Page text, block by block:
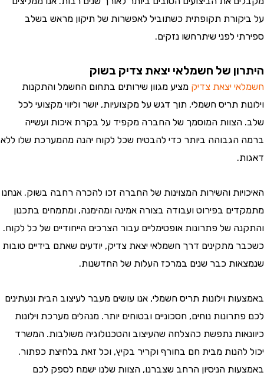
תקופתית כשתוביל לאפשרות של תיקון מראש בשלב
לפני שיתרחשו נזקים.
של חשמלאי יצאת צדיק בשוק
יצאת צדיק מציע מגוון שירותים בתחום החשמל והתקנות
תריס חשמלי, תוך דגש על מקצועיות, יושר וליווי מקצועי לכל
המוסמך של החברה מקפיד על בקרת איכות ועשייה
ביותר כדי להבטיח שכל לקוח יהנה מהמערכת שלו ללא
והשירות המצוינות של החברה זכו להכרה רחבה בשוק. אנחנו
בפירוט ועבודה בצורה אמינה ומהימנה, ומתמחים בתכנון
של פתרונות אופטימליים עבור הצרכים הייחודיים של כל לקוח.
מתקינים דרך חשמלאי יצאת צדיק, יודעים שאתם בידיים טובות
כבר שנים במרכז העלות של החדשנות.
וילונות תריס חשמלי, אנו עושים מעבר לעיצוב הבית ונעתינים
נוחים, חסכוניים ובטוחים יותר. מנהלים מערכת וילונות
נתפשת כהצלחה שהעיצוב והטכנולוגיה משולבות. המשרד
מבית חם בחורף וקריר בקיץ, וכל זאת בלחיצת כפתור.
הניסיון הרחב שצברנו, הצוות שלנו ישמח לספק לכם